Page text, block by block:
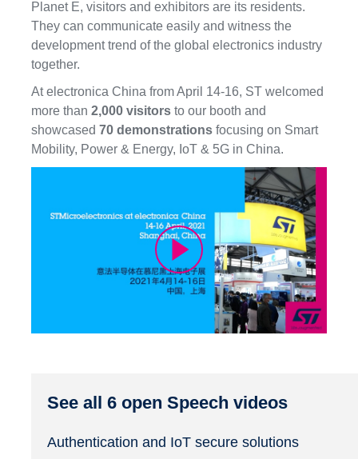
Planet E, visitors and exhibitors are its residents.
They can communicate easily and witness the
development trend of the global electronics industry
together.
At electronica China from April 14-16, ST welcomed
more than2,000 visitors to our booth and
showcased70 demonstrations focusing on Smart
Mobility, Power & Energy, IoT & 5G in China.
See all 6 open Speech videos
Authentication and IoT secure solutions